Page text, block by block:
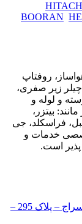
BOORAN
روفتاپ
زیر صفری،
و لوله و
بیتزر،
فراسکلد، جی
خدمات و
است.
تهران – میدان رسالت – خیابان فرجام – تقاطع سراج – پلاک 295 –